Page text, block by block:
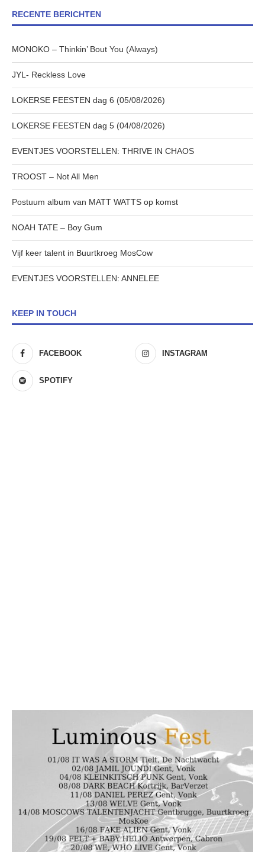
RECENTE BERICHTEN
MONOKO – Thinkin’ Bout You (Always)
JYL- Reckless Love
LOKERSE FEESTEN dag 6 (05/08/2026)
LOKERSE FEESTEN dag 5 (04/08/2026)
EVENTJES VOORSTELLEN: THRIVE IN CHAOS
TROOST – Not All Men
Postuum album van MATT WATTS op komst
NOAH TATE – Boy Gum
Vijf keer talent in Buurtkroeg MosCow
EVENTJES VOORSTELLEN: ANNELEE
KEEP IN TOUCH
FACEBOOK INSTAGRAM
SPOTIFY